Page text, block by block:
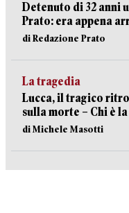
Detenuto di 32 anni
Prato: era appena
di Redazione Prato
La tragedia
Lucca, il tragico
sulla morte – Chi è
di Michele Masotti